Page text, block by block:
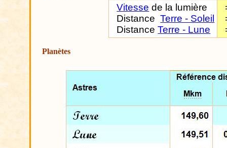
Vitesse de la lumière
Distance Terre - Soleil
DistanceTerre - Lune
Planètes